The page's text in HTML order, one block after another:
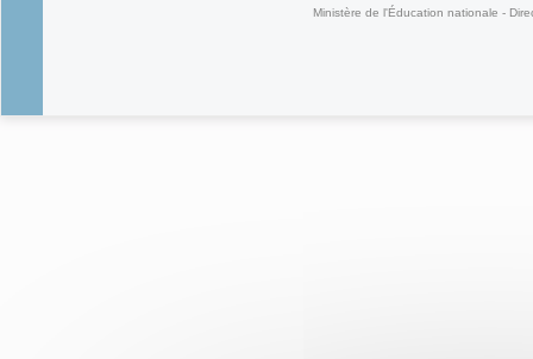
Ministère de l'Éducation nationale -